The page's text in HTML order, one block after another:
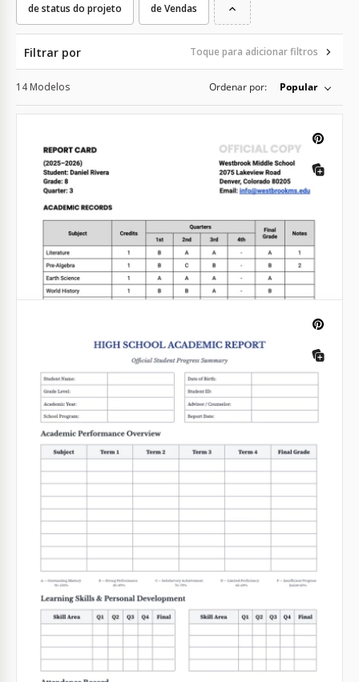
de status do projeto de Vendas
Filtrar por Toque para adicionar filtros
14 Modelos Ordenar por: Popular